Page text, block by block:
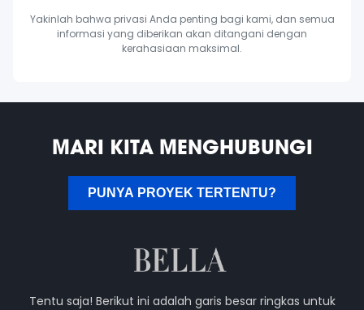
Yakinlah bahwa privasi Anda penting bagi kami, dan semua
informasi yang diberikan akan ditangani dengan
kerahasiaan maksimal.
MARI KITA MENGHUBUNGI
PUNYA PROYEK TERTENTU?
Tentu saja! Berikut ini adalah garis besar ringkas untuk